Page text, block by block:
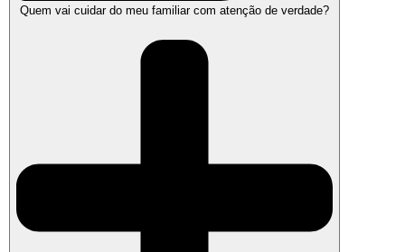
Quem vai cuidar do meu familiar com atenção de verdade?